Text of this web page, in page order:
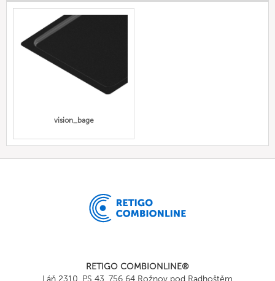
vision_bage
RETIGO COMBIONLINE®
Láň 2310, PS 43, 756 64 Rožnov pod Radhoštěm